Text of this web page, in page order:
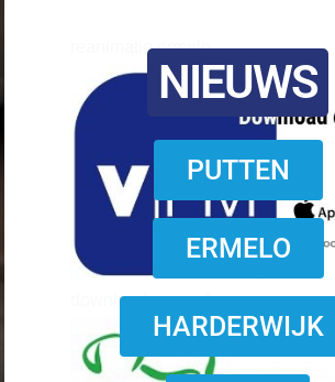
reanimatie ermelo
download onzze App
NIEUWS
PUTTEN
ERMELO
HARDERWIJK